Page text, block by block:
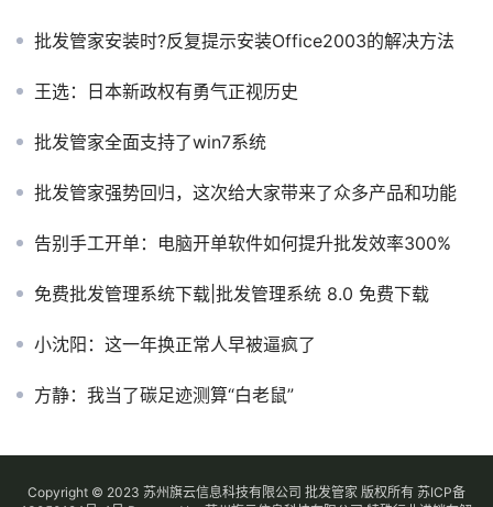
批发管家安装时?反复提示安装Office2003的解决方法
王选：日本新政权有勇气正视历史
批发管家全面支持了win7系统
批发管家强势回归，这次给大家带来了众多产品和功能
告别手工开单：电脑开单软件如何提升批发效率300%
免费批发管理系统下载|批发管理系统 8.0 免费下载
小沈阳：这一年换正常人早被逼疯了
方静：我当了碳足迹测算“白老鼠”
Copyright © 2023 苏州旗云信息科技有限公司 批发管家 版权所有 苏ICP备